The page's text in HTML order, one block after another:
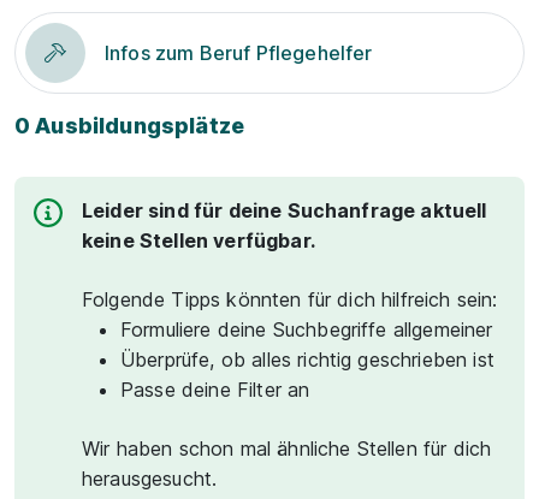
Infos zum Beruf Pflegehelfer
0 Ausbildungsplätze
Leider sind für deine Suchanfrage aktuell
keine Stellen verfügbar.
Folgende Tipps könnten für dich hilfreich sein:
Formuliere deine Suchbegriffe allgemeiner
Überprüfe, ob alles richtig geschrieben ist
Passe deine Filter an
Wir haben schon mal ähnliche Stellen für dich
herausgesucht.